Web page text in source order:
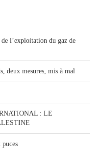
l’exploitation du gaz de
deux mesures, mis à mal
: LE